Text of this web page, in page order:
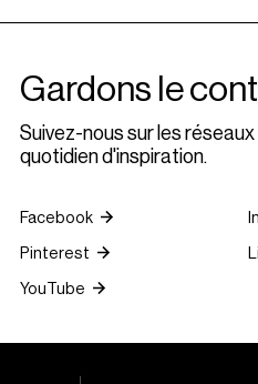
Gardons le
Suivez-nous sur les
quotidien d'inspiration.
Facebook
Pinterest
YouTube